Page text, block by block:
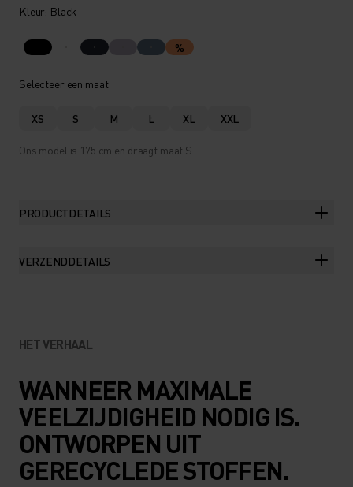
Kleur: Black
%
Selecteer een maat
XS S M L XL XXL
Ons model is 175 cm en draagt maat S.
PRODUCTDETAILS
VERZENDDETAILS
HET VERHAAL
WANNEER MAXIMALE
VEELZIJDIGHEID NODIG IS.
ONTWORPEN UIT
GERECYCLEDE STOFFEN.